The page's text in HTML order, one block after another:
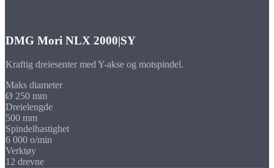
DMG Mori NLX 2000|SY
Kraftig dreiesenter med Y-akse og motspindel.
Maks diameter
Ø 250 mm
Dreielengde
500 mm
Spindelhastighet
6 000 o/min
Verktøy
12 drevne